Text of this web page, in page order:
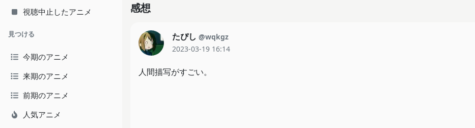
視聴中止したアニメ
見つける
今期のアニメ
来期のアニメ
前期のアニメ
人気アニメ
感想
たぴし @wqkgz
2023-03-19 16:14
人間描写がすごい。